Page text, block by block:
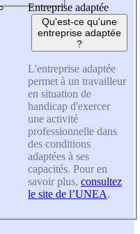
Entreprise adaptée
Qu'est-ce qu'une
entreprise adaptée
?
L'entreprise adaptée
permet à un travailleur
en situation de
handicap d'exercer
une activité
professionnelle dans
des conditions
adaptées à ses
capacités. Pour en
savoir plus, consultez
le site de l’UNEA.